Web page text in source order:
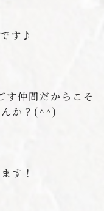
す♪
す仲間だからこそ
んか？(^^)
す！